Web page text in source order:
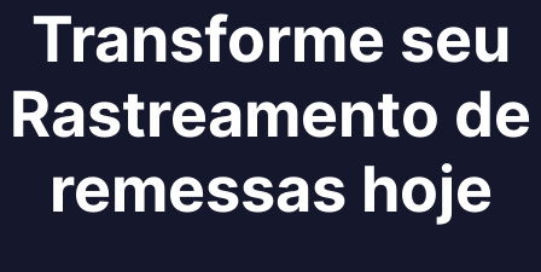
Transforme seu
Rastreamento de
remessas hoje